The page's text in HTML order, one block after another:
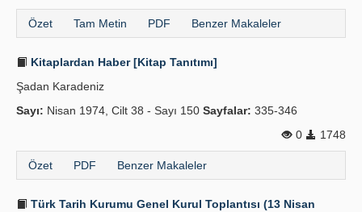
Özet Tam Metin PDF Benzer Makaleler
Kitaplardan Haber [Kitap Tanıtımı]
Şadan Karadeniz
Sayı: Nisan 1974, Cilt 38 - Sayı 150 Sayfalar: 335-346
0
1748
Özet PDF Benzer Makaleler
Türk Tarih Kurumu Genel Kurul Toplantısı (13 Nisan